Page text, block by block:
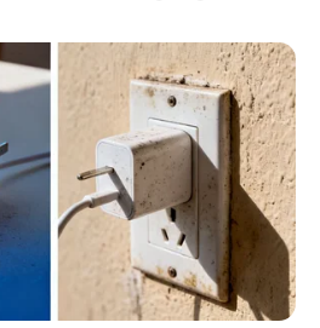
สรรคจากการเดินทางและเวลา
วนคนมีแฟนแล้วปัญหาเยอะ มี
อกัน ต้องค่อยๆ ปรับตัว